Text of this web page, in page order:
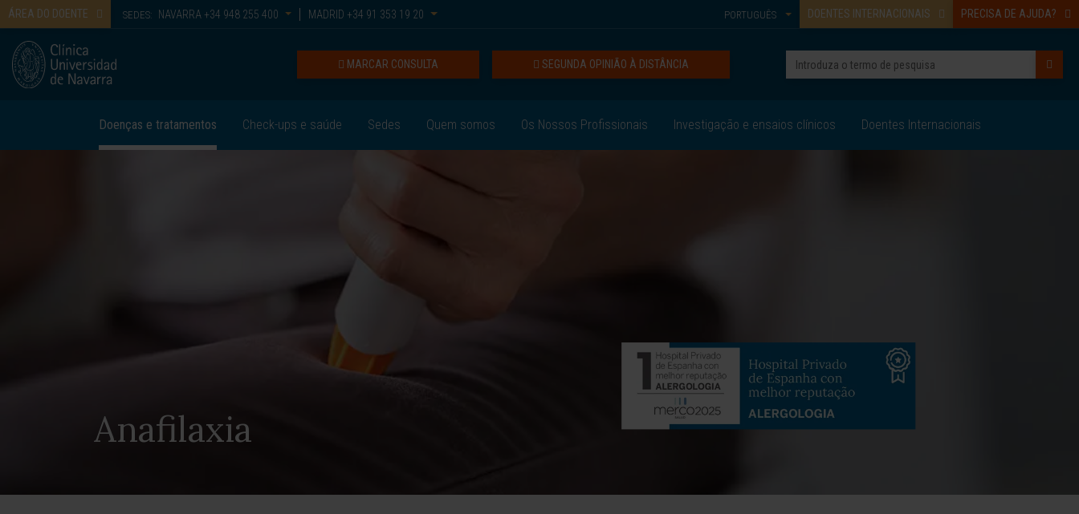
ÁREA DO DOENTE SEDES: NAVARRA +34 948 255 400 MADRID +34 91 353 19 20 DOENTES INTERNACIONAIS PRECISA DE AJUDA?
PORTUGUÊS
SEGUNDA OPINIÃO À DISTÂNCIA
MARCAR CONSULTA
Doenças e tratamentos Check-ups e saúde Sedes Quem somos Os Nossos Profissionais Investigação e ensaios clínicos Doentes Internacionais
Anafilaxia